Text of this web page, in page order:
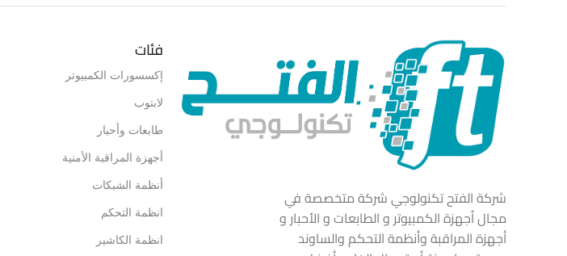
شركة الفتح تكنولوجي شركة متخصصة في
مجال أجهزة الكمبيوتر و الطابعات و الأحبار و
أجهزة المراقبة وأنظمة التحكم والساوند
فئات
إكسسورات الكمبيوتر
لابتوب
طابعات وأحبار
أجهزة المراقبة الأمنية
أنظمة الشبكات
انظمة التحكم
انظمة الكاشير